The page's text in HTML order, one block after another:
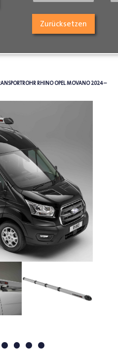
Zurücksetzen
RHINO OPEL MOVANO 2024 –